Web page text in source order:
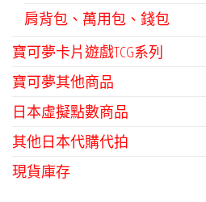
肩背包、萬用包、錢包
寶可夢卡片遊戲TCG系列
寶可夢其他商品
日本虛擬點數商品
其他日本代購代拍
現貨庫存